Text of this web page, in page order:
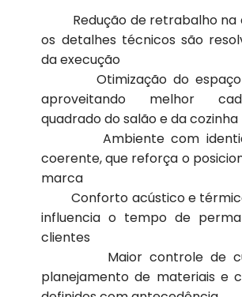
Redução de retrabalho na
os detalhes técnicos são
da execução
Otimização do espaço
aproveitando melhor
quadrado do salão e da cozinha
Ambiente com
coerente, que reforça o
marca
Conforto acústico e
influencia o tempo de
clientes
Maior controle de
planejamento de materiais e